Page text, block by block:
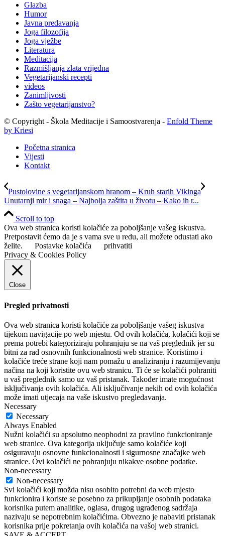
Glazba
Humor
Javna predavanja
Joga filozofija
Joga vježbe
Literatura
Meditacija
Razmišljanja zlata vrijedna
Vegetarijanski recepti
videos
Zanimljivosti
Zašto vegetarijanstvo?
© Copyright - Škola Meditacije i Samoostvarenja - Enfold Theme
by Kriesi
Početna stranica
Vijesti
Kontakt
Pustolovine s vegetarijanskom hranom – Kruh starih Vikinga
Unutarnji mir i snaga – Najbolja zaštita u životu – Kako ih r...
Scroll to top
Ova web stranica koristi kolačiće za poboljšanje vašeg iskustva.
Pretpostavit ćemo da je s vama sve u redu, ali možete odustati ako
želite.
Postavke kolačića
prihvatiti
Privacy & Cookies Policy
Close
Pregled privatnosti
Ova web stranica koristi kolačiće za poboljšanje vašeg iskustva
tijekom navigacije po web mjestu. Od ovih kolačića, kolačići koji se
prema potrebi kategoriziraju pohranjuju se na vaš preglednik jer su
bitni za rad osnovnih funkcionalnosti web stranice. Koristimo i
kolačiće treće strane koji nam pomažu u analiziranju i razumijevanju
načina na koji koristite ovu web stranicu. Ti će se kolačići pohraniti
u vaš preglednik samo uz vaš pristanak. Također imate mogućnost
isključivanja ovih kolačića. Ali isključivanje nekih od ovih kolačića
može imati utjecaja na vaše iskustvo pregledavanja.
Necessary
Necessary
Always Enabled
Nužni kolačići su apsolutno neophodni za pravilno funkcioniranje
web stranice. Ova kategorija uključuje samo kolačiće koji
osiguravaju osnovne funkcionalnosti i sigurnosne značajke web
stranice. Ovi kolačići ne pohranjuju nikakve osobne podatke.
Non-necessary
Non-necessary
Svi kolačići koji možda nisu osobito potrebni da web mjesto
funkcionira i koriste se posebno za prikupljanje osobnih podataka
korisnika putem analitike, oglasa, drugog ugrađenog sadržaja
nazivaju se nepotrebnim kolačićima. Obvezno je nabaviti pristanak
korisnika prije pokretanja ovih kolačića na vašoj web stranici.